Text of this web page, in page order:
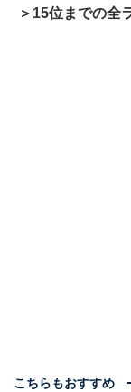
＞15位までの全
こちらもおすすめ